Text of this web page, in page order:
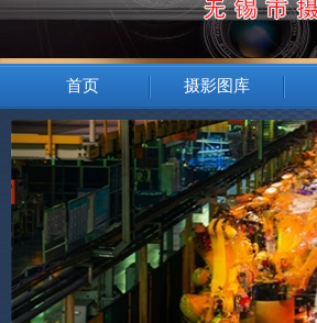
首页 摄影图库